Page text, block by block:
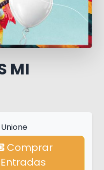
MI
Comprar
Entradas